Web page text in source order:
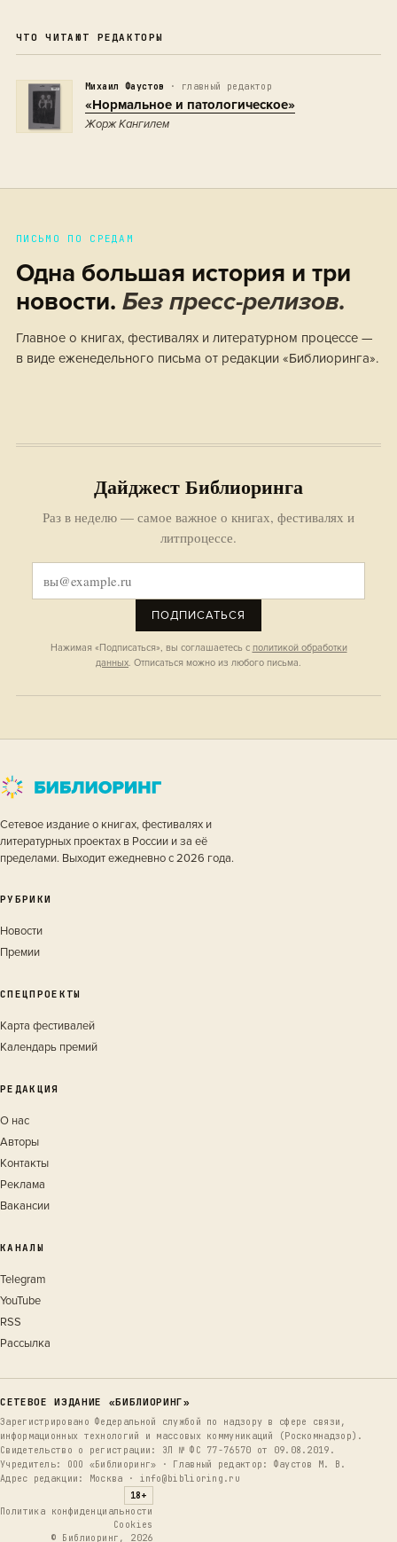
ЧТО ЧИТАЮТ РЕДАКТОРЫ
Михаил Фаустов · главный редактор
«Нормальное и патологическое»
Жорж Кангилем
ПИСЬМО ПО СРЕДАМ
Одна большая история и три
новости. Без пресс-релизов.
Главное о книгах, фестивалях и литературном процессе —
в виде еженедельного письма от редакции «Библиоринга».
Дайджест Библиоринга
Раз в неделю — самое важное о книгах, фестивалях и
литпроцессе.
ПОДПИСАТЬСЯ
Нажимая «Подписаться», вы соглашаетесь с политикой обработки
данных. Отписаться можно из любого письма.
Сетевое издание о книгах, фестивалях и
литературных проектах в России и за её
пределами. Выходит ежедневно с 2026 года.
РУБРИКИ
Новости
Премии
СПЕЦПРОЕКТЫ
Карта фестивалей
Календарь премий
РЕДАКЦИЯ
О нас
Авторы
Контакты
Реклама
Вакансии
КАНАЛЫ
Telegram
YouTube
RSS
Рассылка
СЕТЕВОЕ ИЗДАНИЕ «БИБЛИОРИНГ»
Зарегистрировано Федеральной службой по надзору в сфере связи,
информационных технологий и массовых коммуникаций (Роскомнадзор).
Свидетельство о регистрации: ЭЛ № ФС 77-76570 от 09.08.2019.
Учредитель: ООО «Библиоринг» · Главный редактор: Фаустов М. В.
Адрес редакции: Москва · info@biblioring.ru
18+
Политика конфиденциальности
Cookies
© Библиоринг, 2026